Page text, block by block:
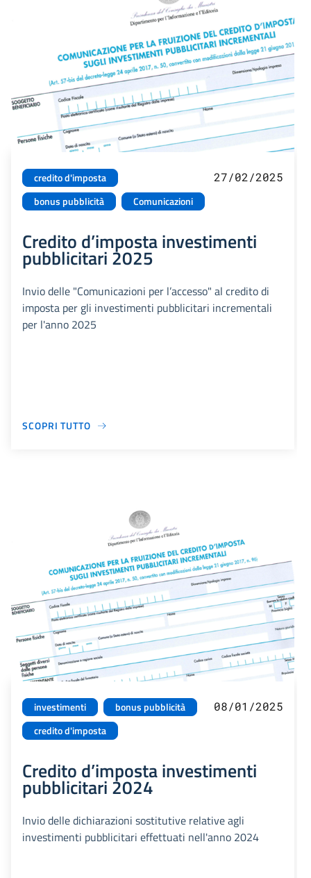
credito d'imposta
bonus pubblicità
Comunicazioni
27/02/2025
Credito d’imposta investimenti
pubblicitari 2025
Invio delle "Comunicazioni per l’accesso" al credito di
imposta per gli investimenti pubblicitari incrementali
per l'anno 2025
SCOPRI TUTTO
investimenti
bonus pubblicità
credito d'imposta
08/01/2025
Credito d’imposta investimenti
pubblicitari 2024
Invio delle dichiarazioni sostitutive relative agli
investimenti pubblicitari effettuati nell'anno 2024